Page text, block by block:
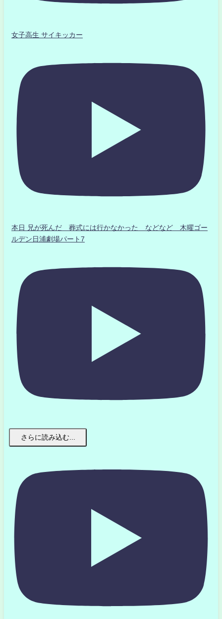
女子高生 サイキッカー
本日 兄が死んだ 葬式には行かなかった などなど 木曜ゴー
ルデン日浦劇場パート7
さらに読み込む...